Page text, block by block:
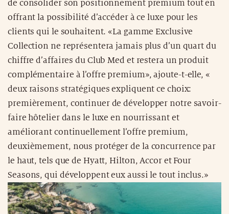
de consolider son positionnement premium tout en
offrant la possibilité d’accéder à ce luxe pour les
clients qui le souhaitent. «La gamme Exclusive
Collection ne représentera jamais plus d’un quart du
chiffre d’affaires du Club Med et restera un produit
complémentaire à l’offre premium», ajoute-t-elle, «
deux raisons stratégiques expliquent ce choix:
premièrement, continuer de développer notre savoir-
faire hôtelier dans le luxe en nourrissant et
améliorant continuellement l’offre premium,
deuxièmement, nous protéger de la concurrence par
le haut, tels que de Hyatt, Hilton, Accor et Four
Seasons, qui développent eux aussi le tout inclus.»